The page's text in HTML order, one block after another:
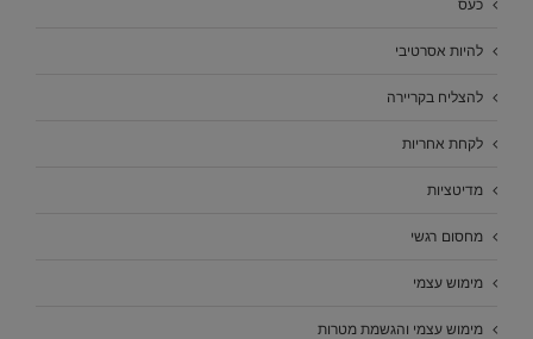
כעס
להיות אסרטיבי
להצליח בקריירה
לקחת אחריות
מדיטציות
מחסום רגשי
מימוש עצמי
מימוש עצמי והגשמת מטרות